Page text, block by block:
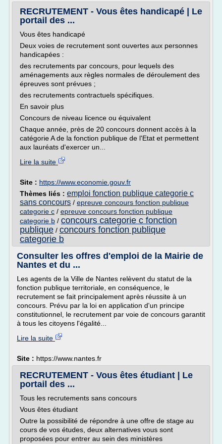
RECRUTEMENT - Vous êtes handicapé | Le
portail des ...
Vous êtes handicapé
Deux voies de recrutement sont ouvertes aux personnes
handicapées :
des recrutements par concours, pour lequels des
aménagements aux règles normales de déroulement des
épreuves sont prévues ;
des recrutements contractuels spécifiques.
En savoir plus
Concours de niveau licence ou équivalent
Chaque année, près de 20 concours donnent accès à la
catégorie A de la fonction publique de l'Etat et permettent
aux lauréats d'exercer un...
Lire la suite
Site : https://www.economie.gouv.fr
Thèmes liés : emploi fonction publique categorie c
sans concours / epreuve concours fonction publique
categorie c / epreuve concours fonction publique
categorie b / concours categorie c fonction
publique / concours fonction publique
categorie b
Consulter les offres d'emploi de la Mairie de
Nantes et du ...
Les agents de la Ville de Nantes relèvent du statut de la
fonction publique territoriale, en conséquence, le
recrutement se fait principalement après réussite à un
concours. Prévu par la loi en application d'un principe
constitutionnel, le recrutement par voie de concours garantit
à tous les citoyens l'égalité...
Lire la suite
Site : https://www.nantes.fr
RECRUTEMENT - Vous êtes étudiant | Le
portail des ...
Tous les recrutements sans concours
Vous êtes étudiant
Outre la possibilité de répondre à une offre de stage au
cours de vos études, deux alternatives vous sont
proposées pour entrer au sein des ministères